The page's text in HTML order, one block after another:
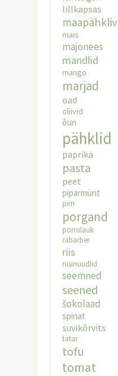
lillkapsas
mais
majonees
mandlid
mango
marjad
oad
oliivid
õun
pähklid
paprika
pasta
peet
piparmünt
pirn
porgand
porrulauk
rabarber
riis
riisinuudlid
seemned
seened
šokolaad
spinat
suvikõrvits
tatar
tofu
tomat